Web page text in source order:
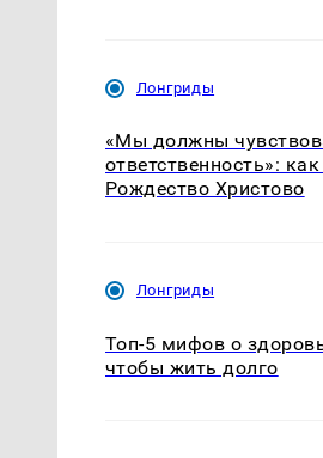
Лонгриды
«Мы должны
ответственность»:
Рождество Христово
Лонгриды
Топ-5 мифов о
чтобы жить долго